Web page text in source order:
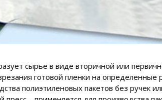
сырье в виде вторичной или
готовой пленки на определенные
полиэтиленовых пакетов без ручек